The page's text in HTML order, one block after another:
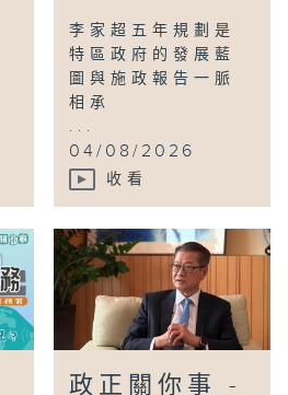
李家超五年規劃是
特區政府的發展藍
圖與施政報告一脈
相承
...
04/08/2026
收看
政正關你事 -